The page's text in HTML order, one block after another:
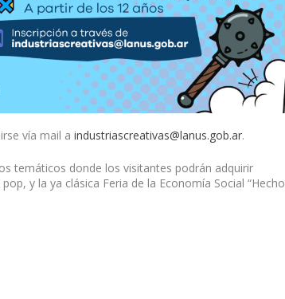
vía mail a industriascreativas@lanus.gob.ar.
temáticos donde los visitantes podrán adquirir
y la ya clásica Feria de la Economía Social “Hecho